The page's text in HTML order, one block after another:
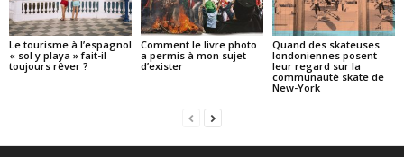
Le tourisme à l’espagnol
« sol y playa » fait-il
toujours rêver ?
Comment le livre photo
a permis à mon sujet
d’exister
Quand des skateuses
londoniennes posent
leur regard sur la
communauté skate de
New-York